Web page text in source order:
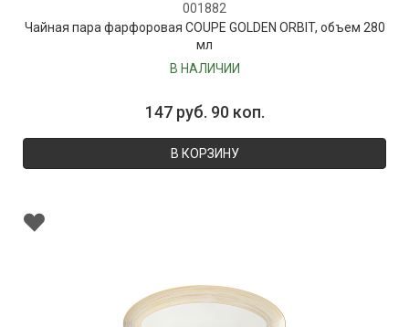
001882
Чайная пара фарфоровая COUPE GOLDEN ORBIT, объем 280
мл
В НАЛИЧИИ
147 руб. 90 коп.
В КОРЗИНУ